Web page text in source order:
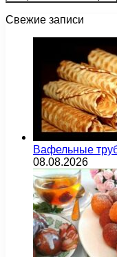
Свежие записи
Вафельные
08.08.2026